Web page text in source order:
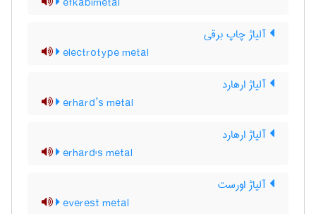
آلیاژ چاپ برقی
electrotype metal
آلیاژ ارهارد
erhard’s metal
آلیاژ ارهارد
erhard's metal
آلیاژ اورست
everest metal